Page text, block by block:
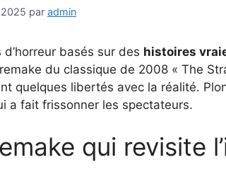
par admin
d’horreur basés sur des histoires
du classique de 2008 « The
quelques libertés avec la réalité.
a fait frissonner les spectateurs.
qui revisite